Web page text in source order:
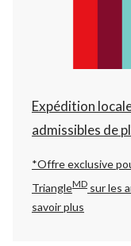
Expédition
admissibles de
*Offre exclusive
TriangleMD sur les
savoir plus